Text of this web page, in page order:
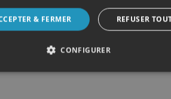
& FERMER REFUSER
CONFIGURER